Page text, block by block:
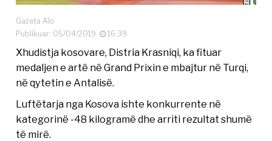
Gazeta Alo
Publikuar: 05/04/2019
16:39
Xhudistja kosovare, Distria Krasniqi, ka fituar
medaljen e artë në Grand Prixin e mbajtur në Turqi,
në qytetin e Antalisë.
Luftëtarja nga Kosova ishte konkurrente në
kategorinë -48 kilogramë dhe arriti rezultat shumë
të mirë.